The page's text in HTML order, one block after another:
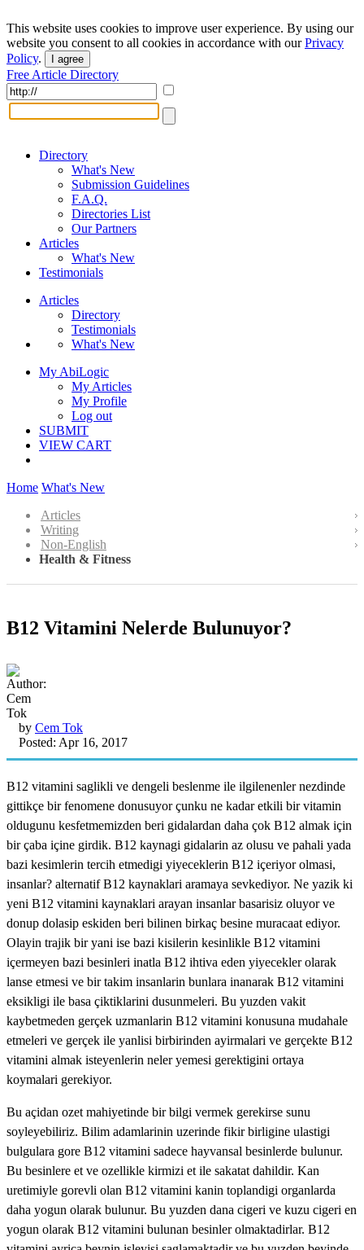
This website uses cookies to improve user experience. By using our
website you consent to all cookies in accordance with ourPrivacy
Policy. I agree
Free Article Directory
Directory
What's New
Submission Guidelines
F.A.Q.
Directories List
Our Partners
Articles
What's New
Testimonials
Articles
Directory
Testimonials
What's New
My AbiLogic
My Articles
My Profile
Log out
SUBMIT
VIEW CART
Home What's New
Articles
Writing
Non-English
Health & Fitness
B12 Vitamini Nelerde Bulunuyor?
by Cem Tok
Posted: Apr 16, 2017
B12 vitamini saglikli ve dengeli beslenme ile ilgilenenler nezdinde
gittikçe bir fenomene donusuyor çunku ne kadar etkili bir vitamin
oldugunu kesfetmemizden beri gidalardan daha çok B12 almak için
bir çaba içine girdik. B12 kaynagi gidalarin az olusu ve pahali yada
bazi kesimlerin tercih etmedigi yiyeceklerin B12 içeriyor olmasi,
insanlar? alternatif B12 kaynaklari aramaya sevkediyor. Ne yazik ki
yeni B12 vitamini kaynaklari arayan insanlar basarisiz oluyor ve
donup dolasip eskiden beri bilinen birkaç besine muracaat ediyor.
Olayin trajik bir yani ise bazi kisilerin kesinlikle B12 vitamini
içermeyen bazi besinleri inatla B12 ihtiva eden yiyecekler olarak
lanse etmesi ve bir takim insanlarin bunlara inanarak B12 vitamini
eksikligi ile basa çiktiklarini dusunmeleri. Bu yuzden vakit
kaybetmeden gerçek uzmanlarin B12 vitamini konusuna mudahale
etmeleri ve gerçek ile yanlisi birbirinden ayirmalari ve gerçekte B12
vitamini almak isteyenlerin neler yemesi gerektigini ortaya
koymalari gerekiyor.
Bu açidan ozet mahiyetinde bir bilgi vermek gerekirse sunu
soyleyebiliriz. Bilim adamlarinin uzerinde fikir birligine ulastigi
bulgulara gore B12 vitamini sadece hayvansal besinlerde bulunur.
Bu besinlere et ve ozellikle kirmizi et ile sakatat dahildir. Kan
uretimiyle gorevli olan B12 vitamini kanin toplandigi organlarda
daha yogun olarak bulunur. Bu yuzden dana cigeri ve kuzu cigeri en
yogun olarak B12 vitamini bulunan besinler olmaktadirlar. B12